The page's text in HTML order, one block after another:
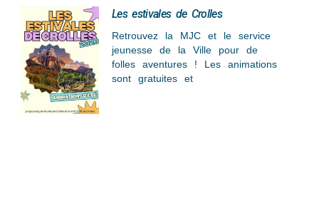
Les estivales de Crolles
Retrouvez la MJC et le service
jeunesse de la Ville pour de
folles aventures ! Les animations
sont gratuites et